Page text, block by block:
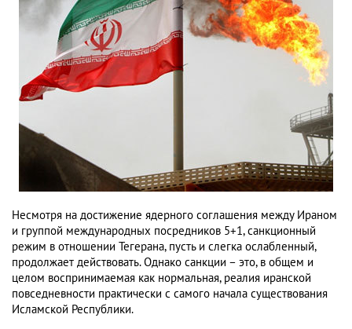
Несмотря на достижение ядерного соглашения между Ираном
и группой международных посредников 5+1, санкционный
режим в отношении Тегерана, пусть и слегка ослабленный,
продолжает действовать. Однако санкции – это, в общем и
целом воспринимаемая как нормальная, реалия иранской
повседневности практически с самого начала существования
Исламской Республики.